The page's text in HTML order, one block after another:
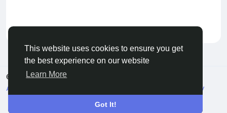
This website uses cookies to ensure you get
the best experience on our website
Learn More
Got It!
Keep our community healthyby admin
© 2026 Live City In
About
Shipping and delivery policy